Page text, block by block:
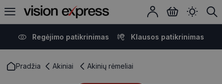
Regėjimo patikrinimas Klausos patikrinimas
Pradžia Akiniai Akinių rėmeliai